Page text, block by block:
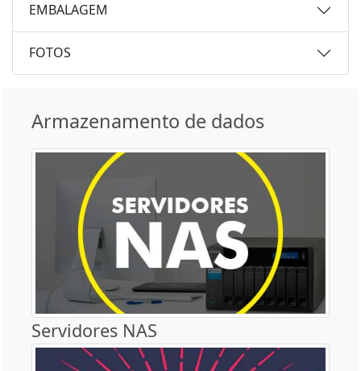
EMBALAGEM
FOTOS
Armazenamento de dados
Servidores NAS